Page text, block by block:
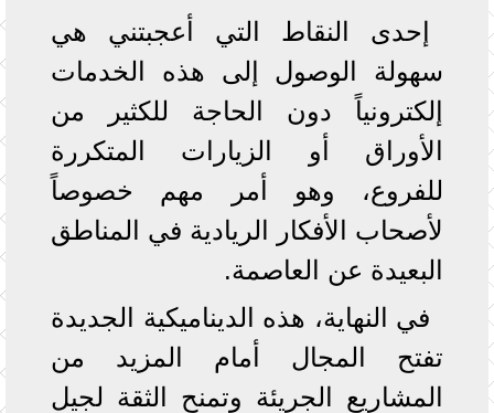
إحدى النقاط التي أعجبتني هي
سهولة الوصول إلى هذه الخدمات
إلكترونياً دون الحاجة للكثير من
الأوراق أو الزيارات المتكررة
للفروع، وهو أمر مهم خصوصاً
لأصحاب الأفكار الريادية في المناطق
البعيدة عن العاصمة.
في النهاية، هذه الديناميكية الجديدة
تفتح المجال أمام المزيد من
المشاريع الجريئة وتمنح الثقة لجيل